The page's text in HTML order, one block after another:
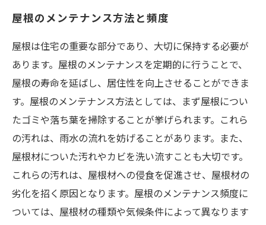
屋根のメンテナンス方法と頻度
屋根は住宅の重要な部分であり、大切に保持する必要が
あります。屋根のメンテナンスを定期的に行うことで、
屋根の寿命を延ばし、居住性を向上させることができま
す。屋根のメンテナンス方法としては、まず屋根につい
たゴミや落ち葉を掃除することが挙げられます。これら
の汚れは、雨水の流れを妨げることがあります。また、
屋根材についた汚れやカビを洗い流すことも大切です。
これらの汚れは、屋根材への侵食を促進させ、屋根材の
劣化を招く原因となります。屋根のメンテナンス頻度に
ついては、屋根材の種類や気候条件によって異なります